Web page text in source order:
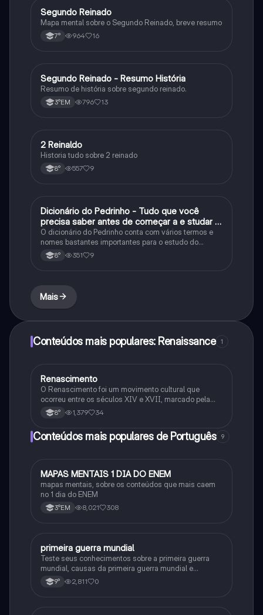
História
Segundo Reinado
Mapa mental sobre o Segundo Reinado, breve resumo
7° 964 16
História
Segundo Reinado - Resumo História
Resumo de história sobre segundo reinado.
3°EM 796 13
História
2 Reinaldo
Historia tudo sobre 2 reinado
8° 557 9
História
Dicionário do Pedrinho - Tudo que você
precisa saber antes de começar a e studar o
segundo reinado!
O dicionário do Pedrinho conta com vários termos e
nomes bastantes importantes para o estudo do
segundo reinado e muito mais.
8° 351 9
Mais
Conteúdos mais populares: Renaissance 1
História
Renascimento
O Renascimento foi um movimento cultural que
ocorreu entre os séculos XIV e XVII, marcado pela
redescoberta da arte e literatura da Antiguidade
Clássica. Ele destacou o humanismo, valorizando o
8° 1,379 34
Conteúdos mais populares de Português 9
Português
MAPAS MENTAIS 1 DIA DO ENEM
mapas mentais, sobre os conteúdos que mais caem
no 1 dia do ENEM
3°EM 8,021 308
História
primeira guerra mundial
Teste seus conhecimentos sobre a primeira guerra
mundial, causas da primeira guerra mundial e
consequências da Primeira Guerra Mundial, fases da
primeira guerra mundial
9° 2,811 0